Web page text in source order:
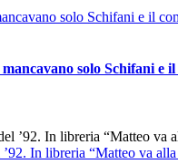
solo Schifani e il
solo Schifani e
In libreria “Matteo va alla